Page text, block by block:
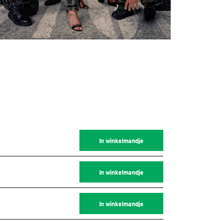
In winkelmandje
In winkelmandje
In winkelmandje